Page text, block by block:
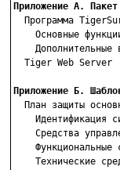
Приложение А.
Программа
Основные
Дополнительные
  Tiger Web Server
Приложение Б.
План защиты
Идентификация
Средства
Функциональные
Технические